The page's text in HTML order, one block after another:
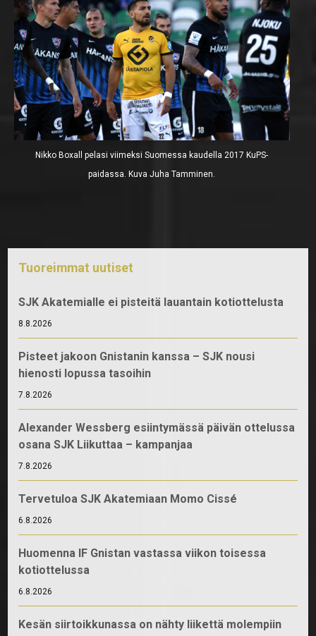
Nikko Boxall pelasi viimeksi Suomessa kaudella 2017 KuPS-
paidassa. Kuva Juha Tamminen.
Tuoreimmat uutiset
SJK Akatemialle ei pisteitä lauantain kotiottelusta
8.8.2026
Pisteet jakoon Gnistanin kanssa – SJK nousi
hienosti lopussa tasoihin
7.8.2026
Alexander Wessberg esiintymässä päivän ottelussa
osana SJK Liikuttaa – kampanjaa
7.8.2026
Tervetuloa SJK Akatemiaan Momo Cissé
6.8.2026
Huomenna IF Gnistan vastassa viikon toisessa
kotiottelussa
6.8.2026
Kesän siirtoikkunassa on nähty liikettä molempiin